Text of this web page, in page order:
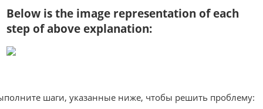
Below is the image representation of each
step of above explanation:
шаги, указанные ниже, чтобы решить проблему: